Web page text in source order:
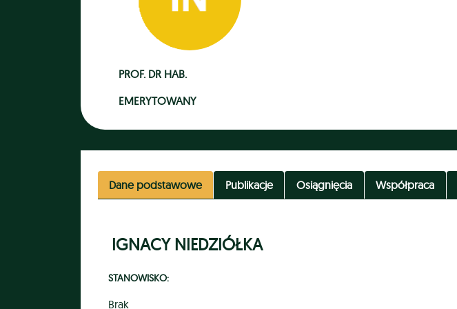
PROF. DR HAB.
EMERYTOWANY
Dane podstawowe Publikacje Osiągnięcia Współpraca
IGNACY NIEDZIÓŁKA
STANOWISKO:
Brak